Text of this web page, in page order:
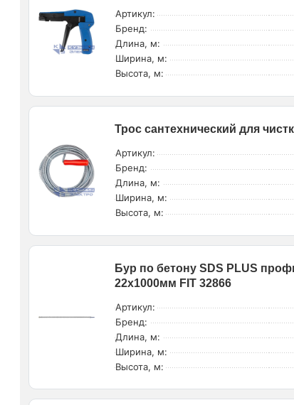
Артикул:
Бренд:
Длина, м:
Ширина, м:
Высота, м:
Трос сантехнический для
Артикул:
Бренд:
Длина, м:
Ширина, м:
Высота, м:
Бур по бетону SDS PLUS
22х1000мм FIT 32866
Артикул:
Бренд:
Длина, м:
Ширина, м:
Высота, м: